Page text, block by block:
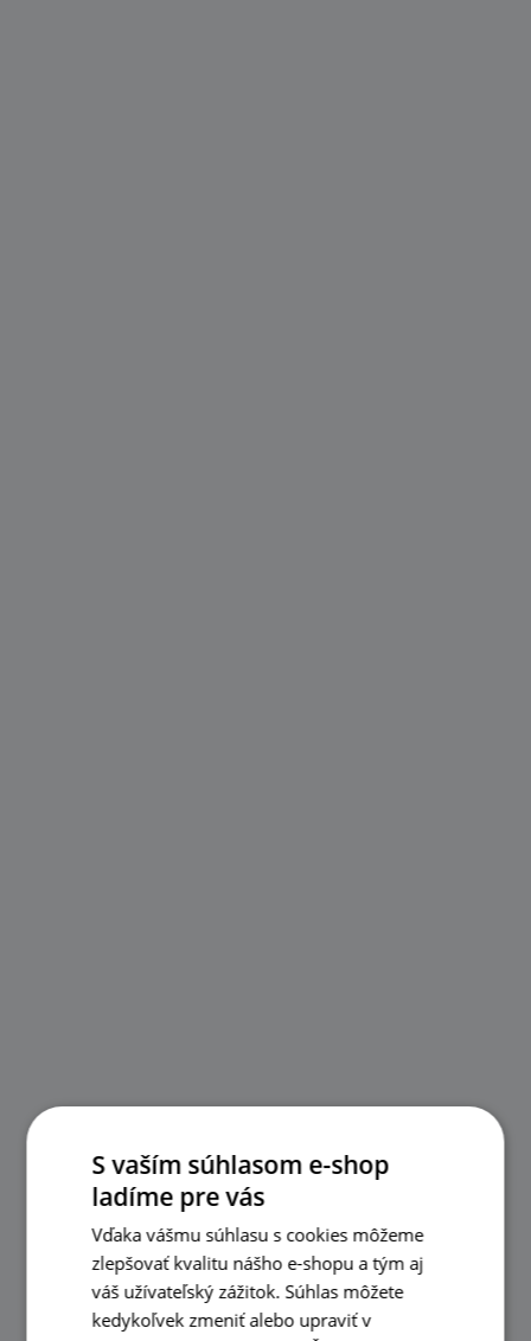
S vaším súhlasom e-shop
ladíme pre vás
Vďaka vášmu súhlasu s cookies môžeme
zlepšovať kvalitu nášho e-shopu a tým aj
váš užívateľský zážitok. Súhlas môžete
kedykoľvek zmeniť alebo upraviť v